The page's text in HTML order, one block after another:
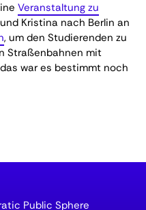
Veranstaltung zu
Kristina nach Berlin an
, um den Studierenden zu
Straßenbahnen mit
war es bestimmt noch
Public Sphere